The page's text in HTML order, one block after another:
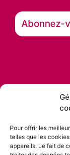
Pour offrir les
telles que les
appareils. Le fait de